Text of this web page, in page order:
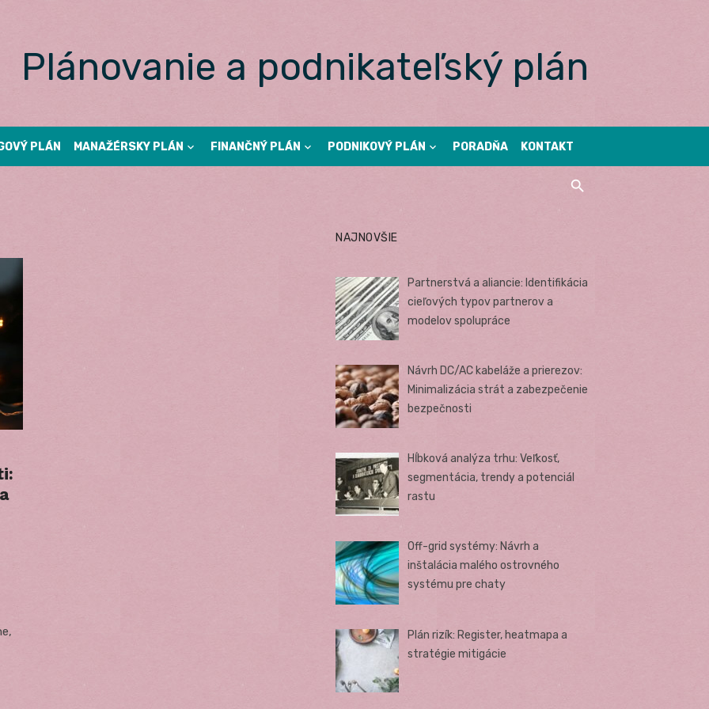
Plánovanie a podnikateľský plán
PLÁN MANAŽÉRSKY PLÁN FINANČNÝ PLÁN PODNIKOVÝ PLÁN PORADŇA KONTAKT
NAJNOVŠIE
Partnerstvá a aliancie: Identifikácia
cieľových typov partnerov a
modelov spolupráce
Návrh DC/AC kabeláže a prierezov:
Minimalizácia strát a zabezpečenie
bezpečnosti
Hĺbková analýza trhu: Veľkosť,
segmentácia, trendy a potenciál
rastu
Off-grid systémy: Návrh a
inštalácia malého ostrovného
systému pre chaty
Plán rizík: Register, heatmapa a
stratégie mitigácie